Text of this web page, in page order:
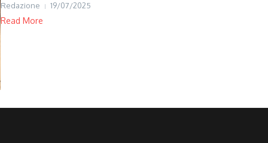
Redazione 19/07/2025
Read More